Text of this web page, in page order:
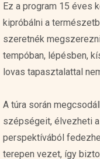
Ez a program 15 éves
kipróbálni a
szeretnék
tempóban, lépésben,
lovas tapasztalattal
A túra során
szépségeit, élvezheti
perspektívából
terepen vezet, így